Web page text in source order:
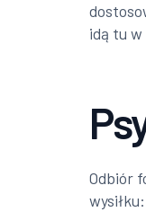
idą tu
Odbiór